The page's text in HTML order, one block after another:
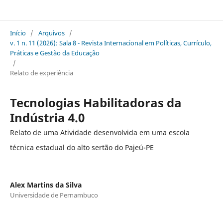
Início / Arquivos /
v. 1 n. 11 (2026): Sala 8 - Revista Internacional em Políticas, Currículo,
Práticas e Gestão da Educação
/
Relato de experiência
Tecnologias Habilitadoras da
Indústria 4.0
Relato de uma Atividade desenvolvida em uma escola
técnica estadual do alto sertão do Pajeú-PE
Alex Martins da Silva
Universidade de Pernambuco